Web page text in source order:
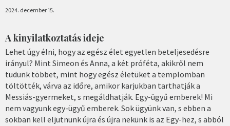
2024. december 15.
A kinyilatkoztatás ideje
Lehet úgy élni, hogy az egész élet egyetlen beteljesedésre
irányul? Mint Simeon és Anna, a két próféta, akikről nem
tudunk többet, mint hogy egész életüket a templomban
töltötték, várva az időre, amikor karjukban tarthatják a
Messiás-gyermeket, s megáldhatják. Egy-ügyű emberek! Mi
nem vagyunk egy-ügyű emberek. Sok ügyünk van, s ebben a
sokban kell eljutnunk újra és újra nekünk is az Egy-hez, s abból